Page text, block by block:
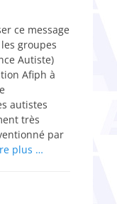
ce message
groupes
Autiste)
Afiph à
autistes
très
par
plus …